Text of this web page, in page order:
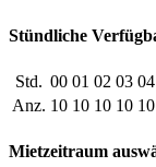
Stündliche
Std. 00 01 02 03 04
Anz. 10 10 10 10 10
Mietzeitraum